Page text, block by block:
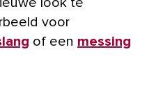
voor
of een messing